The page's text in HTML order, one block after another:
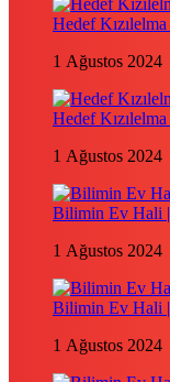
Hedef
1 Ağustos 2024
Hedef
1 Ağustos 2024
Bilimin Ev Hali |
1 Ağustos 2024
Bilimin Ev Hali |
1 Ağustos 2024